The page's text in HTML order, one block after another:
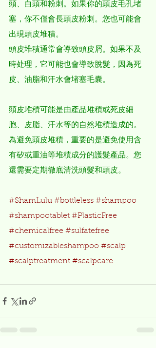
頭、白頭和粉刺。如果你的頭皮毛孔堵
塞，你不僅會長頭皮粉刺。您也可能會
出現頭皮堆積。
頭皮堆積通常會導致頭皮屑。如果不及
時处理，它可能也會導致脫髮，因為死
皮、油脂和汗水會堵塞毛囊。
頭皮堆積可能是由產品堆積或死皮細
胞、皮脂、汗水等的自然堆積造成的。
為避免頭皮堆積，重要的是避免使用含
有矽或重油等堆積成分的護髮產品。您
還需要定期徹底清洗頭髮和頭皮。
#ShamLulu #bottleless #shampoo
#shampootablet #PlasticFree
#chemicalfree #sulfatefree
#customizableshampoo #scalp
#scalptreatment #scalpcare